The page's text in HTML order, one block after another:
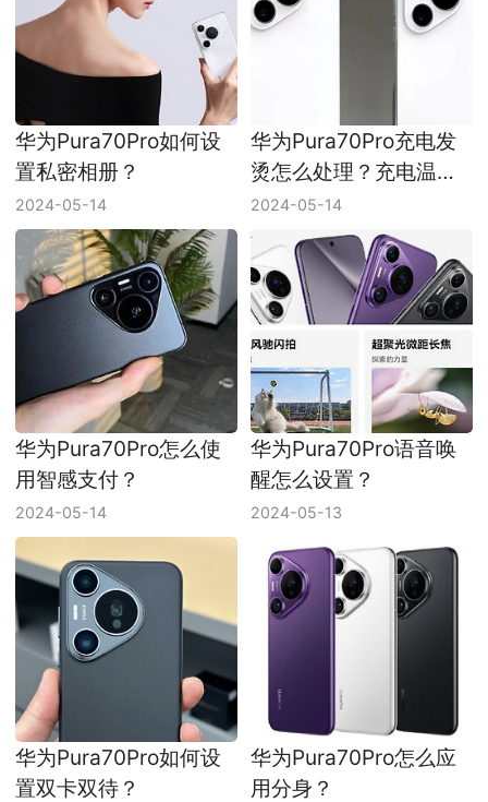
华为Pura70Pro如何设
置私密相册？
2024-05-14
华为Pura70Pro充电发
烫怎么处理？充电温度
过高怎么解决？
2024-05-14
华为Pura70Pro怎么使
用智感支付？
2024-05-14
华为Pura70Pro语音唤
醒怎么设置？
2024-05-13
华为Pura70Pro如何设
置双卡双待？
华为Pura70Pro怎么应
用分身？